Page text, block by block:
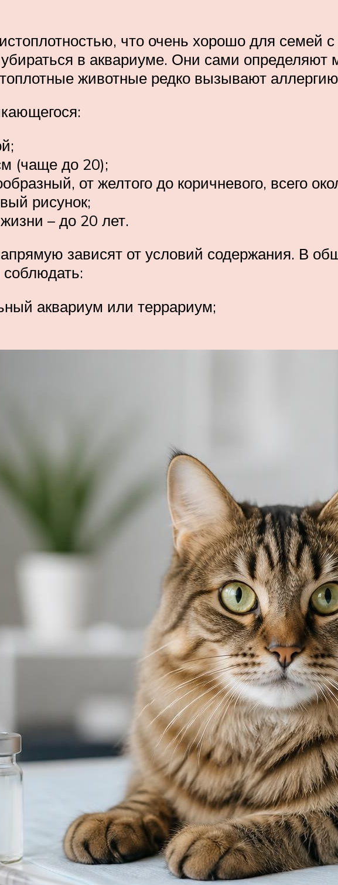
что очень хорошо для семей
в аквариуме. Они сами определяют
животные редко вызывают
(чаще до 20);
от желтого до коричневого, всего
рисунок;
– до 20 лет.
зависят от условий содержания. В
соблюдать:
аквариум или террариум;